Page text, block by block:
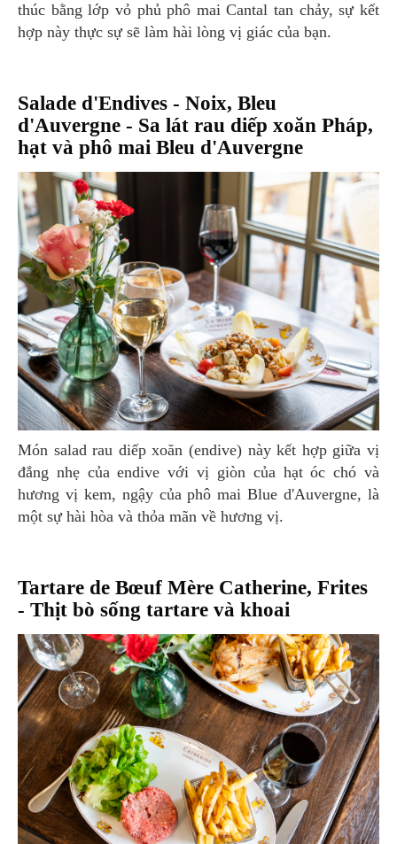
thúc bằng lớp vỏ phủ phô mai Cantal tan chảy, sự kết
hợp này thực sự sẽ làm hài lòng vị giác của bạn.
Salade d'Endives - Noix, Bleu
d'Auvergne - Sa lát rau diếp xoăn Pháp,
hạt và phô mai Bleu d'Auvergne
Món salad rau diếp xoăn (endive) này kết hợp giữa vị
đắng nhẹ của endive với vị giòn của hạt óc chó và
hương vị kem, ngậy của phô mai Blue d'Auvergne, là
một sự hài hòa và thỏa mãn về hương vị.
Tartare de Bœuf Mère Catherine, Frites
- Thịt bò sống tartare và khoai